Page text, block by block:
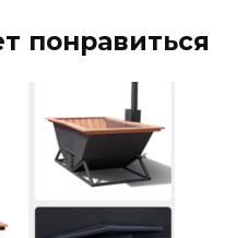
понравиться